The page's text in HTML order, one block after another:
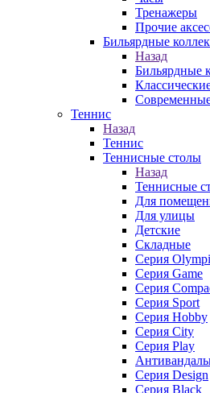
Тренажеры
Прочие
Бильярдные
Назад
Бильярдные
Теннис
Назад
Теннис
Теннисные столы
Назад
Теннисные
Для
Для улицы
Детские
Складные
Серия
Серия Game
Серия
Серия Sport
Серия Hobby
Серия City
Серия Play
Серия Design
Серия Black